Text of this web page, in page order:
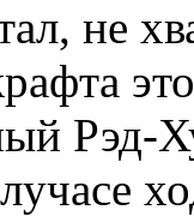
не
Рэд-